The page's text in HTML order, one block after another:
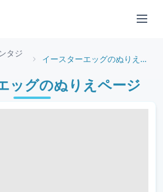
タジ
イースターエッグのぬりえページ
ッグのぬりえページ